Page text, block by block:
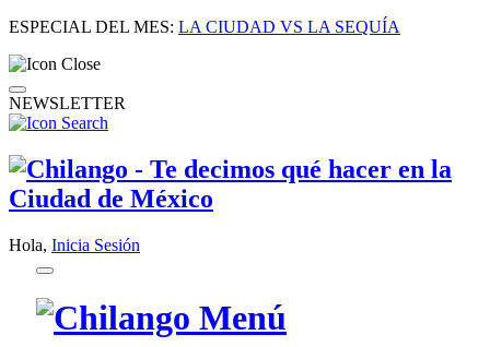
ESPECIAL DEL MES: LA CIUDAD VS LA SEQUÍA
NEWSLETTER
Hola, Inicia Sesión